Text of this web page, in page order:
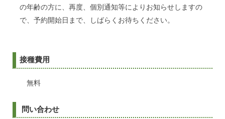
の年齢の方に、再度、個別通知等によりお知らせしますの
で、予約開始日まで、しばらくお待ちください。
接種費用
無料
問い合わせ